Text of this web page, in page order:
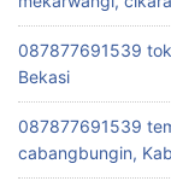
087877691539
Bekasi
087877691539
cabangbungin,